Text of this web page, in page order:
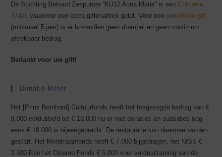
De Stichting Behoud Zeepunter “KU12 Anna Maria” is een Culturele
ANBI , waarvoor een extra giftenaftrek geldt. Voor een periodieke gift
(minimaal 5 jaar) is er bovendien geen drempel en geen maximum
aftrekbaar bedrag.
Bedankt voor uw gift!
Donatie-Meter
Het [Prins Bernhard] Cultuurfonds heeft het toegezegde bedrag van €
9.000 verdubbeld tot € 18.000 nu er met donaties en subsidies nog
eens € 18.000 is bijeengebracht. De restauratie kon daarmee worden
gestart. Het Mondriaanfonds heeft € 7.000 bijgedragen, het NISS €
3.500 Een het Dinamo Fonds € 5.000 voor verduurzaming van de